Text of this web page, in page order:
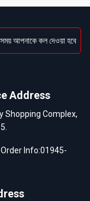
সময় আপনাকে কল দেওয়া হবে
Address
Shopping Complex,
Info:01945-